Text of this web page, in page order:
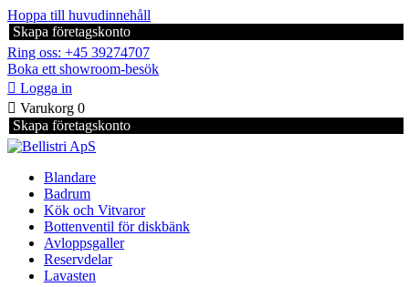
Hoppa till huvudinnehåll
Skapa företagskonto
Ring oss: +45 39274707
Boka ett showroom-besök
 Logga in
 Varukorg 0
Skapa företagskonto
Blandare
Badrum
Kök och Vitvaror
Bottenventil för diskbänk
Avloppsgaller
Reservdelar
Lavasten